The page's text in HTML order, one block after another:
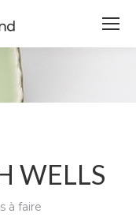
WELLS
à faire